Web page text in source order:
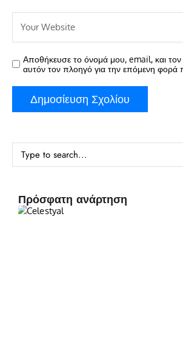
Αποθήκευσε το όνομά μου, email, και
αυτόν τον πλοηγό για την επόμενη φορά
Πρόσφατη ανάρτηση